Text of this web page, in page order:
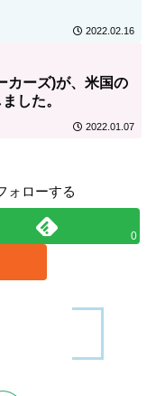
2022.02.16
ーズ)が、米国の
した。
2022.01.07
ォローする
0